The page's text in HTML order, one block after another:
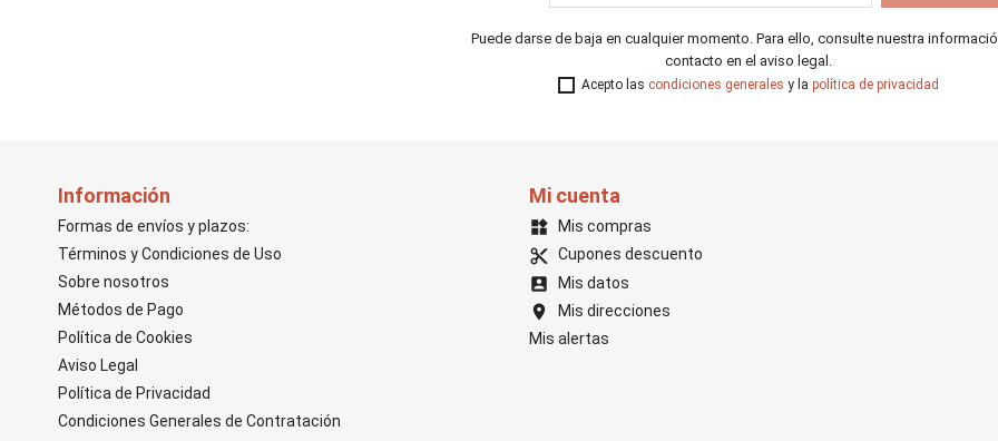
Puede darse de baja en cualquier momento. Para ello, consulte nuestra
contacto en el aviso legal.
Acepto las condiciones generales y la política de privacidad
Información
Formas de envíos y plazos:
Términos y Condiciones de Uso
Sobre nosotros
Métodos de Pago
Política de Cookies
Aviso Legal
Política de Privacidad
Condiciones Generales de Contratación
Mi cuenta
widgets Mis compras
content_cut Cupones descuento
account_box Mis datos
location_on
Mis direcciones
Mis alertas